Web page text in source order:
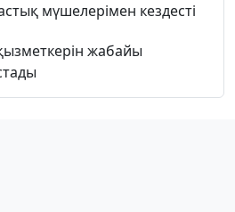
мүшелерімен кездесті
жабайы